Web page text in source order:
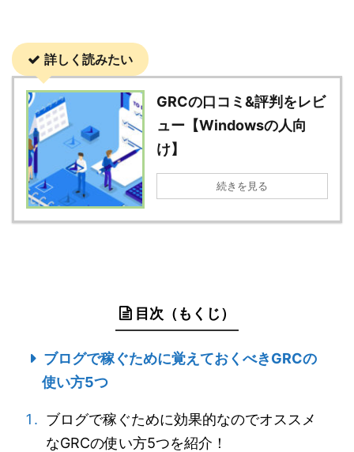
詳しく読みたい
GRCの口コミ&評判をレビ
ュー【Windowsの人向
け】
続きを見る
目次（もくじ）
ブログで稼ぐために覚えておくべきGRCの
使い方5つ
ブログで稼ぐために効果的なのでオススメ
なGRCの使い方5つを紹介！